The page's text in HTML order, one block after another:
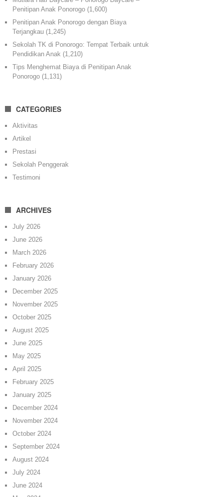
Penitipan Anak Ponorogo (1,600)
Penitipan Anak Ponorogo dengan Biaya
Terjangkau (1,245)
Sekolah TK di Ponorogo: Tempat Terbaik untuk
Pendidikan Anak (1,210)
Tips Menghemat Biaya di Penitipan Anak
Ponorogo (1,131)
CATEGORIES
Aktivitas
Artikel
Prestasi
Sekolah Penggerak
Testimoni
ARCHIVES
July 2026
June 2026
March 2026
February 2026
January 2026
December 2025
November 2025
October 2025
August 2025
June 2025
May 2025
April 2025
February 2025
January 2025
December 2024
November 2024
October 2024
September 2024
August 2024
July 2024
June 2024